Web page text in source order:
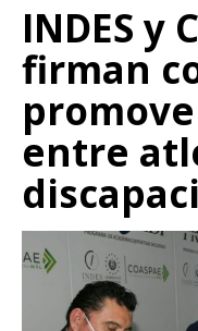
INDES y
firman
entre